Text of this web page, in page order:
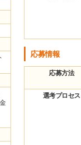
応募情報
応募方法
選考プロセス